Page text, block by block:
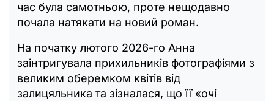
час була самотньою, проте нещодавно
почала натякати на новий роман.
На початку лютого 2026-го Анна
заінтригувала прихильників фотографіями з
великим оберемком квітів від
залицяльника та зізналася, що її «очі